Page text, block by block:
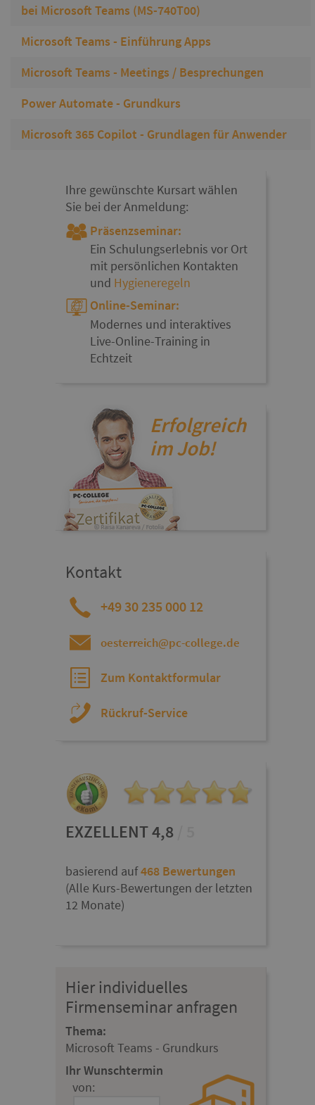
bei Microsoft Teams (MS-740T00)
Microsoft Teams - Einführung Apps
Microsoft Teams - Meetings / Besprechungen
Power Automate - Grundkurs
Microsoft 365 Copilot - Grundlagen für Anwender
Ihre gewünschte Kursart wählen
Sie bei der Anmeldung:
Präsenzseminar:
Ein Schulungserlebnis vor Ort
mit persönlichen Kontakten
und Hygieneregeln
Online-Seminar:
Modernes und interaktives
Live-Online-Training in
Echtzeit
Erfolgreich
im Job!
Kontakt
+49 30 235 000 12
oesterreich@pc-college.de
Zum Kontaktformular
Rückruf-Service
EXZELLENT 4,8
basierend auf468 Bewertungen
(Alle Kurs-Bewertungen der letzten
12 Monate)
Hier individuelles
Firmenseminar anfragen
Thema:
Microsoft Teams - Grundkurs
Ihr Wunschtermin
von: